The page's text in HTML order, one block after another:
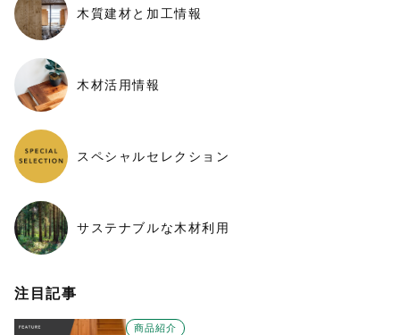
木質建材と加工情報
木材活用情報
スペシャルセレクション
サステナブルな木材利用
注目記事
商品紹介